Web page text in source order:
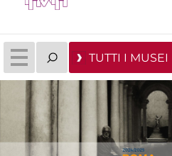
TUTTI I MUSEI